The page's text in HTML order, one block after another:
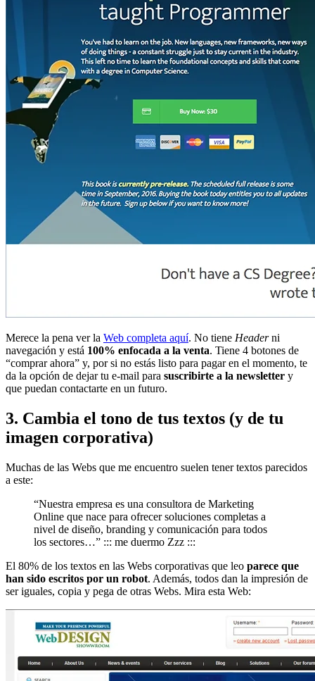
Merece la pena ver la Web completa aquí. No tiene Headerni
navegación y está 100% enfocada a la venta. Tiene 4 botones de
“comprar ahora” y, por si no estás listo para pagar en el momento, te
da la opción de dejar tu e-mail para suscribirte a la newsletter y
que puedan contactarte en un futuro.
3. Cambia el tono de tus textos (y de tu
imagen corporativa)
Muchas de las Webs que me encuentro suelen tener textos parecidos
a este:
“Nuestra empresa es una consultora de Marketing
Online que nace para ofrecer soluciones completas a
nivel de diseño, branding y comunicación para todos
los sectores…” ::: me duermo Zzz :::
El 80% de los textos en las Webs corporativas que leo parece que
han sido escritos por un robot. Además, todos dan la impresión de
ser iguales, copia y pega de otras Webs. Mira esta Web: